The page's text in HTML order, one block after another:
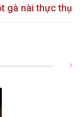
gà nài thực thụ